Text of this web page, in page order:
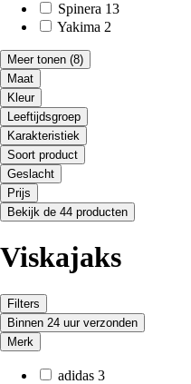
Spinera 13
Yakima 2
Meer tonen (8)
Maat
Kleur
Leeftijdsgroep
Karakteristiek
Soort product
Geslacht
Prijs
Bekijk de 44 producten
Viskajaks
Filters
Binnen 24 uur verzonden
Merk
adidas 3